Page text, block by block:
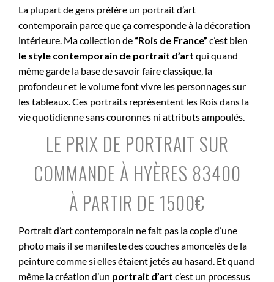
La plupart de gens préfère un portrait d’art
contemporain parce que ça corresponde à la décoration
intérieure. Ma collection de “Rois de France” c’est bien
le style contemporain de portrait d’art qui quand
même garde la base de savoir faire classique, la
profondeur et le volume font vivre les personnages sur
les tableaux. Ces portraits représentent les Rois dans la
vie quotidienne sans couronnes ni attributs ampoulés.
LE PRIX DE PORTRAIT SUR
COMMANDE À HYÈRES 83400
À PARTIR DE 1500€
Portrait d’art contemporain ne fait pas la copie d’une
photo mais il se manifeste des couches amoncelés de la
peinture comme si elles étaient jetés au hasard. Et quand
même la création d’un portrait d’art c’est un processus